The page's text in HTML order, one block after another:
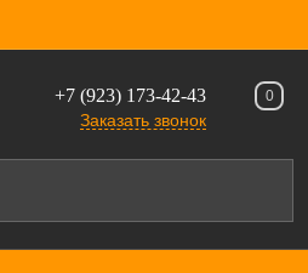
+7 (923) 173-42-43
Заказать звонок
0